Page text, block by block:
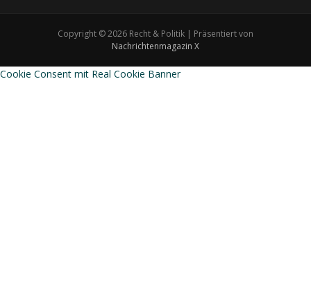
Copyright © 2026 Recht & Politik | Präsentiert von
Nachrichtenmagazin X
Cookie Consent mit Real Cookie Banner